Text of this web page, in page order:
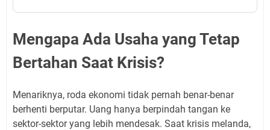
Mengapa Ada Usaha yang Tetap
Bertahan Saat Krisis?
Menariknya, roda ekonomi tidak pernah benar-benar
berhenti berputar. Uang hanya berpindah tangan ke
sektor-sektor yang lebih mendesak. Saat krisis melanda,